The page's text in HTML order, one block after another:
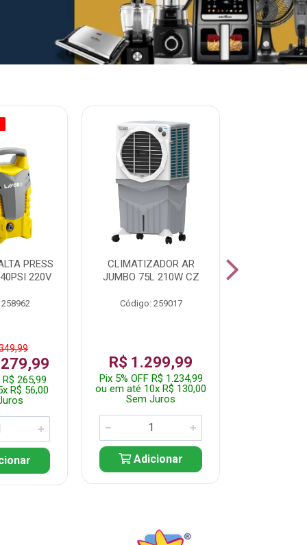
PRESS
220V
R$ 265,99
R$ 56,00
CLIMATIZADOR AR
JUMBO 75L 210W CZ
Código: 259017
R$ 1.299,99
Pix 5% OFF R$ 1.234,99
ou em até 10x R$ 130,00
Sem Juros
Adicionar